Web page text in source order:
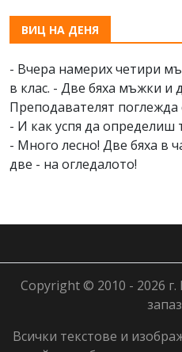
ВИЦ НА ДЕНЯ
- Вчера намерих четири
в клас. - Две бяха мъжки и
Преподавателят поглежда
- И как успя да определиш
- Много лесно! Две бяха в
две - на огледалото!
Copyright © 2010 - 2026
Всички текстове и